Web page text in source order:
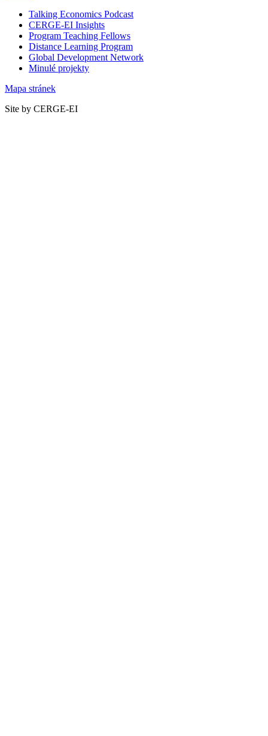
Talking Economics Podcast
CERGE-EI Insights
Program Teaching Fellows
Distance Learning Program
Global Development Network
Minulé projekty
Mapa stránek
Site by CERGE-EI